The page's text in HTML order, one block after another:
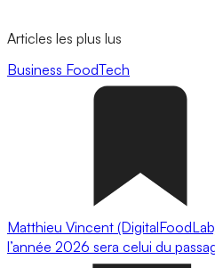
Articles les plus lus
Business FoodTech
Matthieu Vincent
l’année 2026 sera celui du